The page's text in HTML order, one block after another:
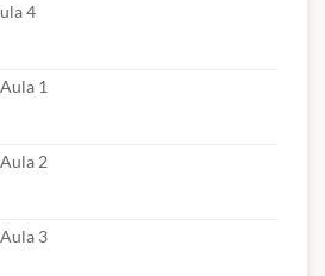
ordem do que é mais cobrado,
line faz isso para você.
o material de apoio
PDF para download
pós-edital estaremos
custos para os nossos
de assinatura vigente);
acesso
4
1
2
3